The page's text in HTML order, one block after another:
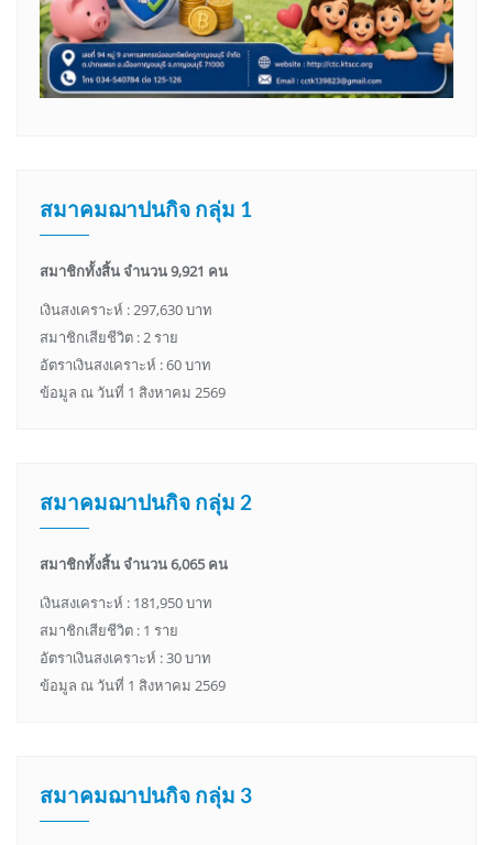
สมาคมฌาปนกิจ กลุ่ม 1
สมาชิกทั้งสิ้น จำนวน 9,921 คน
เงินสงเคราะห์ : 297,630 บาท
สมาชิกเสียชีวิต : 2 ราย
อัตราเงินสงเคราะห์ : 60 บาท
ข้อมูล ณ วันที่ 1 สิงหาคม 2569
สมาคมฌาปนกิจ กลุ่ม 2
สมาชิกทั้งสิ้น จำนวน 6,065 คน
เงินสงเคราะห์ : 181,950 บาท
สมาชิกเสียชีวิต : 1 ราย
อัตราเงินสงเคราะห์ : 30 บาท
ข้อมูล ณ วันที่ 1 สิงหาคม 2569
สมาคมฌาปนกิจ กลุ่ม 3